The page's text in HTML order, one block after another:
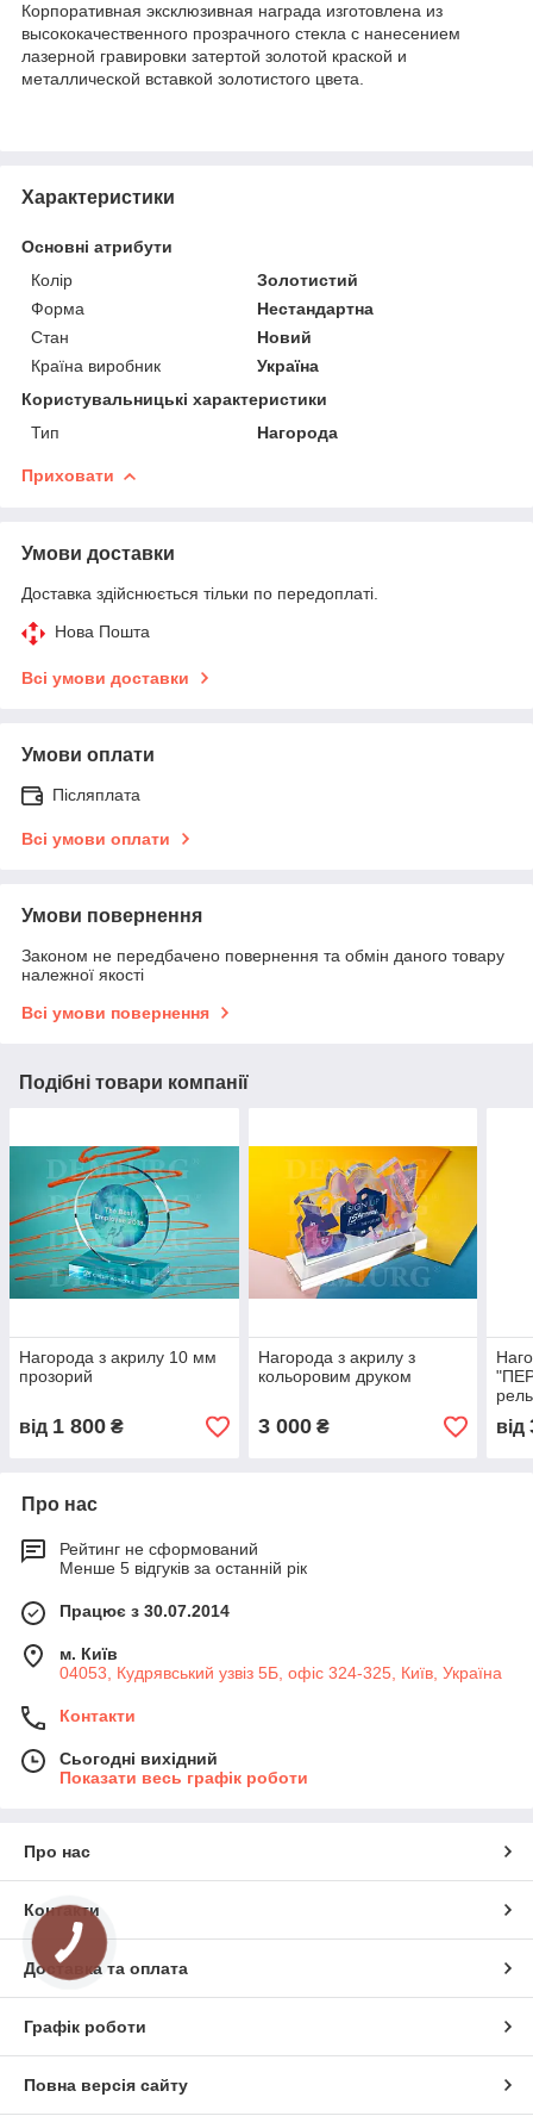
Корпоративная эксклюзивная награда изготовлена из
высококачественного прозрачного стекла с нанесением
лазерной гравировки затертой золотой краской и
металлической вставкой золотистого цвета.
Характеристики
Основні атрибути
Колір
Золотистий
Форма
Нестандартна
Стан
Новий
Країна виробник
Україна
Користувальницькі характеристики
Тип
Нагорода
Приховати
Умови доставки
Доставка здійснюється тільки по передоплаті.
Нова Пошта
Всі умови доставки
Умови оплати
Післяплата
Всі умови оплати
Умови повернення
Законом не передбачено повернення та обмін даного товару
належної якості
Всі умови повернення
Подібні товари компанії
Нагорода з акрилу 10 мм
прозорий
від 1 800 ₴
Нагорода з акрилу з
кольоровим друком
3 000₴ від
Про нас
Рейтинг не сформований
Менше 5 відгуків за останній рік
Працює з 30.07.2014
м. Київ
04053, Кудрявський узвіз 5Б, офіс 324-325, Київ, Україна
Контакти
Сьогодні вихідний
Показати весь графік роботи
Про нас
Контакти
Доставка та оплата
Графік роботи
Повна версія сайту